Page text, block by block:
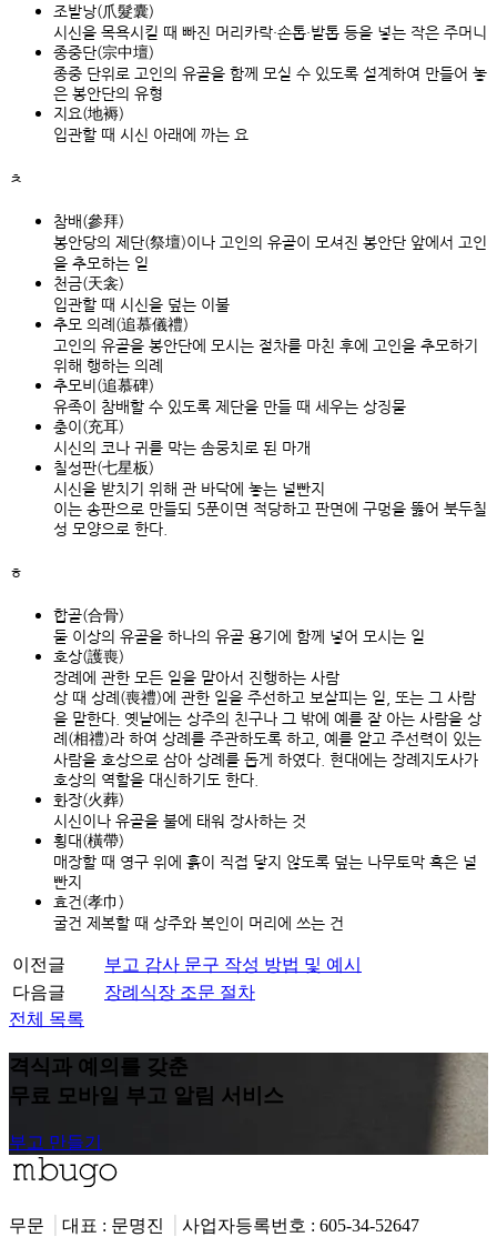
조발낭(爪髮囊)
시신을 목욕시킬 때 빠진 머리카락·손톱·발톱 등을 넣는 작은 주머니
종중단(宗中壇)
종중 단위로 고인의 유골을 함께 모실 수 있도록 설계하여 만들어 놓
은 봉안단의 유형
지요(地褥)
입관할 때 시신 아래에 까는 요
ㅊ
참배(參拜)
봉안당의 제단(祭壇)이나 고인의 유골이 모셔진 봉안단 앞에서 고인
을 추모하는 일
천금(天衾)
입관할 때 시신을 덮는 이불
추모 의례(追慕儀禮)
고인의 유골을 봉안단에 모시는 절차를 마친 후에 고인을 추모하기
위해 행하는 의례
추모비(追慕碑)
유족이 참배할 수 있도록 제단을 만들 때 세우는 상징물
충이(充耳)
시신의 코나 귀를 막는 솜뭉치로 된 마개
칠성판(七星板)
시신을 받치기 위해 관 바닥에 놓는 널빤지
이는 송판으로 만들되 5푼이면 적당하고 판면에 구멍을 뚫어 북두칠
성 모양으로 한다.
ㅎ
합골(合骨)
둘 이상의 유골을 하나의 유골 용기에 함께 넣어 모시는 일
호상(護喪)
장례에 관한 모든 일을 맡아서 진행하는 사람
상 때 상례(喪禮)에 관한 일을 주선하고 보살피는 일, 또는 그 사람
을 말한다. 옛날에는 상주의 친구나 그 밖에 예를 잘 아는 사람을 상
례(相禮)라 하여 상례를 주관하도록 하고, 예를 알고 주선력이 있는
사람을 호상으로 삼아 상례를 돕게 하였다. 현대에는 장례지도사가
호상의 역할을 대신하기도 한다.
화장(火葬)
시신이나 유골을 불에 태워 장사하는 것
횡대(橫帶)
매장할 때 영구 위에 흙이 직접 닿지 않도록 덮는 나무토막 혹은 널
빤지
효건(孝巾)
굴건 제복할 때 상주와 복인이 머리에 쓰는 건
이전글
부고 감사 문구 작성 방법 및 예시
다음글
장례식장 조문 절차
전체 목록
격식과 예의를 갖춘
무료 모바일 부고 알림 서비스
부고 만들기
무문 대표 : 문명진 사업자등록번호 : 605-34-52647